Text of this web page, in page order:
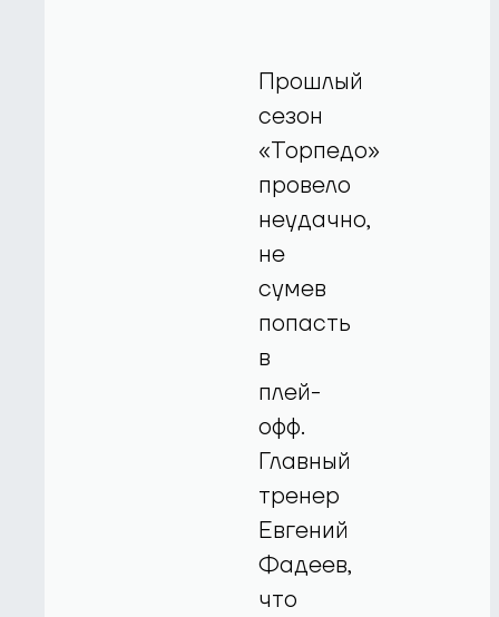
Прошлый
сезон
«Торпедо»
провело
неудачно,
не
сумев
попасть
в
плей-
офф.
Главный
тренер
Евгений
Фадеев,
что